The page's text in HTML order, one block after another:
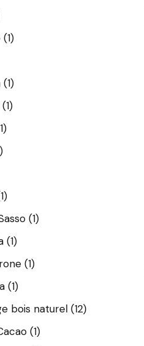
(1)
(1)
(1)
(1)
(1)
(1)
(1)
bois naturel (12)
(1)